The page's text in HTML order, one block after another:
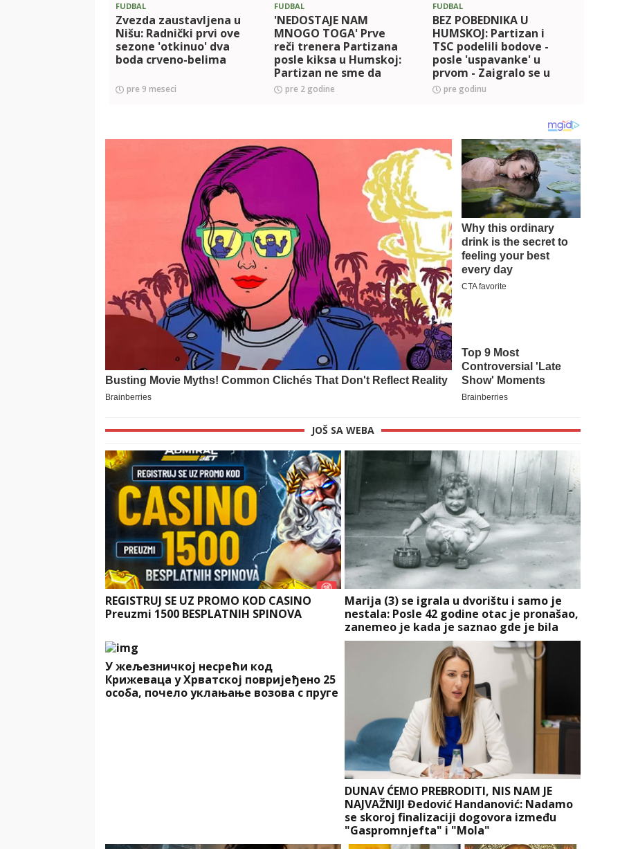
FUDBAL
Zvezda zaustavljena u
Nišu: Radnički prvi ove
sezone 'otkinuo' dva
boda crveno-belima
pre 9 meseci
FUDBAL
'NEDOSTAJE NAM
MNOGO TOGA' Prve
reči trenera Partizana
posle kiksa u Humskoj:
Partizan ne sme da
bude zadovoljan kad ne
pobedi utakmicu
pre 2 godine
FUDBAL
BEZ POBEDNIKA U
HUMSKOJ: Partizan i
TSC podelili bodove -
posle 'uspavanke' u
prvom - Zaigralo se u
drugom poluvremenu,
ali su mreže mirovale!
pre godinu
JOŠ SA WEBA
REGISTRUJ SE UZ PROMO KOD CASINO
Preuzmi 1500 BESPLATNIH SPINOVA
Marija (3) se igrala u dvorištu i samo je
nestala: Posle 42 godine otac je pronašao,
zanemeo je kada je saznao gde je bila
У жељезничкој несрећи код
Крижеваца у Хрватској повријеђено 25
особа, почело уклањање возова с пруге
DUNAV ĆEMO PREBRODITI, NIS NAM JE
NAJVAŽNIJI Đedović Handanović: Nadamo
se skoroj finalizaciji dogovora između
"Gaspromnjefta" i "Mola"